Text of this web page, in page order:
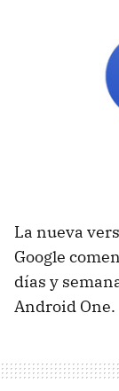
La nueva
Google
días y
Android One.